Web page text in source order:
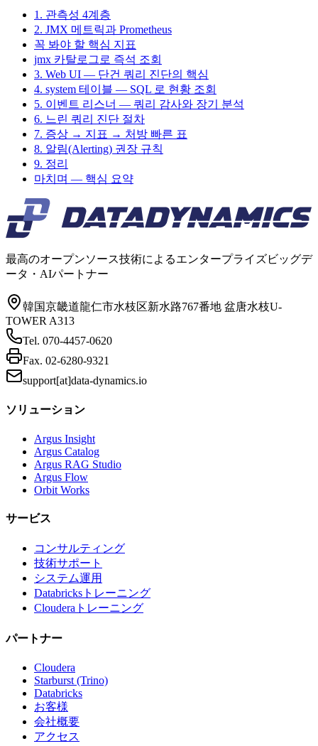
1. 관측성 4계층
2. JMX 메트릭과 Prometheus
꼭 봐야 할 핵심 지표
jmx 카탈로그로 즉석 조회
3. Web UI — 단건 쿼리 진단의 핵심
4. system 테이블 — SQL 로 현황 조회
5. 이벤트 리스너 — 쿼리 감사와 장기 분석
6. 느린 쿼리 진단 절차
7. 증상 → 지표 → 처방 빠른 표
8. 알림(Alerting) 권장 규칙
9. 정리
마치며 — 핵심 요약
最高のオープンソース技術によるエンタープライズビッグデ
ータ・AIパートナー
韓国京畿道龍仁市水枝区新水路767番地 盆唐水枝U-
TOWER A313
Tel. 070-4457-0620
Fax. 02-6280-9321
support[at]data-dynamics.io
ソリューション
Argus Insight
Argus Catalog
Argus RAG Studio
Argus Flow
Orbit Works
サービス
コンサルティング
技術サポート
システム運用
Databricksトレーニング
Clouderaトレーニング
パートナー
Cloudera
Starburst (Trino)
Databricks
お客様
会社概要
アクセス